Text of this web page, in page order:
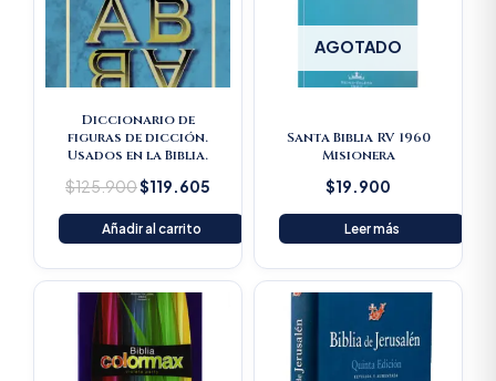
Diccionario de
figuras de dicción.
Usados en la Biblia.
$125.900$119.605
Añadir al carrito
AGOTADO
Santa Biblia RV 1960
Misionera
$19.900
Leer más